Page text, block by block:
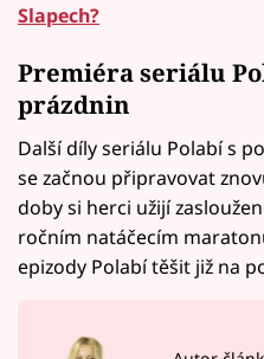
Slapech?
Premiéra seriálu
prázdnin
Další díly seriálu Polabí s
se začnou připravovat
doby si herci užijí
ročním natáčecím
epizody Polabí těšit již na